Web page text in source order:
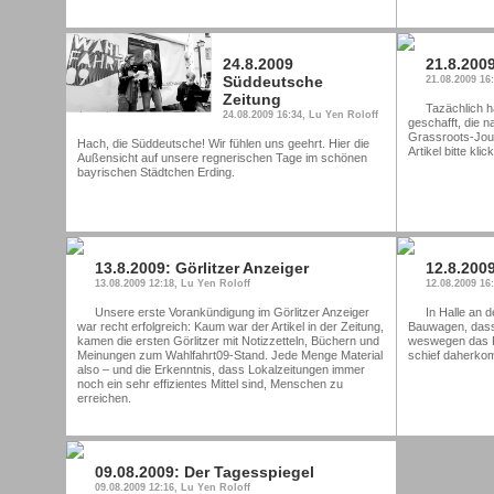
24.8.2009
Süddeutsche
Zeitung
24.08.2009 16:34, Lu Yen Roloff
Hach, die Süddeutsche! Wir fühlen uns geehrt. Hier die
Außensicht auf unsere regnerischen Tage im schönen
bayrischen Städtchen Erding.
21.08.2009
Tazächlich
geschafft, die
Grassroots-
Artikel bitte
13.8.2009: Görlitzer Anzeiger
13.08.2009 12:18, Lu Yen Roloff
Unsere erste Vorankündigung im Görlitzer Anzeiger
war recht erfolgreich: Kaum war der Artikel in der Zeitung,
kamen die ersten Görlitzer mit Notizzetteln, Büchern und
Meinungen zum Wahlfahrt09-Stand. Jede Menge Material
also – und die Erkenntnis, dass Lokalzeitungen immer
noch ein sehr effizientes Mittel sind, Menschen zu
erreichen.
12.08.2009
In Halle an
Bauwagen,
weswegen das
schief
09.08.2009: Der Tagesspiegel
09.08.2009 12:16, Lu Yen Roloff